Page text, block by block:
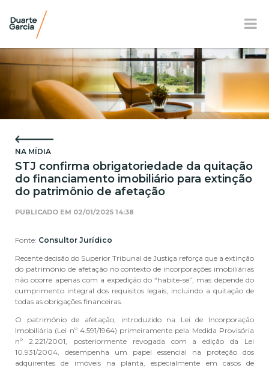
APRESENTAÇÃO
ATUAÇÃO
NOTÍCIAS E E-BOOK
LOCALIZAÇÃO
FR
NA MÍDIA
STJ confirma obrigatoriedade da quitação
do financiamento imobiliário para extinção
do patrimônio de afetação
PUBLICADO EM 02/01/2025 14:38
Fonte: Consultor Jurídico
Recente decisão do Superior Tribunal de Justiça reforça que a extinção
do patrimônio de afetação no contexto de incorporações imobiliárias
não ocorre apenas com a expedição do “habite-se”, mas depende do
cumprimento integral dos requisitos legais, incluindo a quitação de
todas as obrigações financeiras.
O patrimônio de afetação, introduzido na Lei de Incorporação
Imobiliária (Lei nº 4.591/1964) primeiramente pela Medida Provisória
nº 2.221/2001, posteriormente revogada com a edição da Lei
10.931/2004, desempenha um papel essencial na proteção dos
adquirentes de imóveis na planta, especialmente em casos de